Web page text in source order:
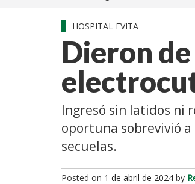
HOSPITAL EVITA
Dieron
Ingresó sin latidos ni
oportuna sobrevivió
secuelas.
Posted on 1 de abril de 2024 by